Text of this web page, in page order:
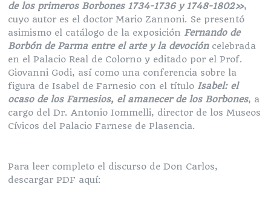
de los primeros Borbones 1734-1736 y 1748-1802»,
cuyo autor es el doctor Mario Zannoni. Se presentó
asimismo el catálogo de la exposición Fernando de
Borbón de Parma entre el arte y la devocióncelebrada
en el Palacio Real de Colorno y editado por el Prof.
Giovanni Godi, así como una conferencia sobre la
figura de Isabel de Farnesio con el título Isabel: el
ocaso de los Farnesios, el amanecer de los Borbones, a
cargo del Dr. Antonio Iommelli, director de los Museos
Cívicos del Palacio Farnese de Plasencia.
Para leer completo el discurso de Don Carlos,
descargar PDF aquí: